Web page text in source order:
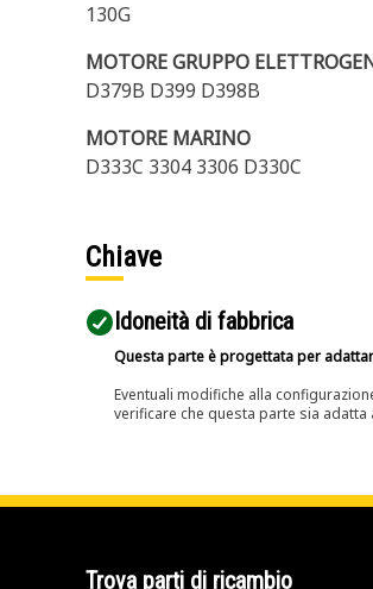
130G
MOTORE GRUPPO
D379B D399 D398B
MOTORE MARINO
D333C 3304 3306 D330C
Chiave
Idoneità di fabbrica
Questa parte è progettata per
Eventuali modifiche alla
verificare che questa parte sia
Trova parti di ricambio